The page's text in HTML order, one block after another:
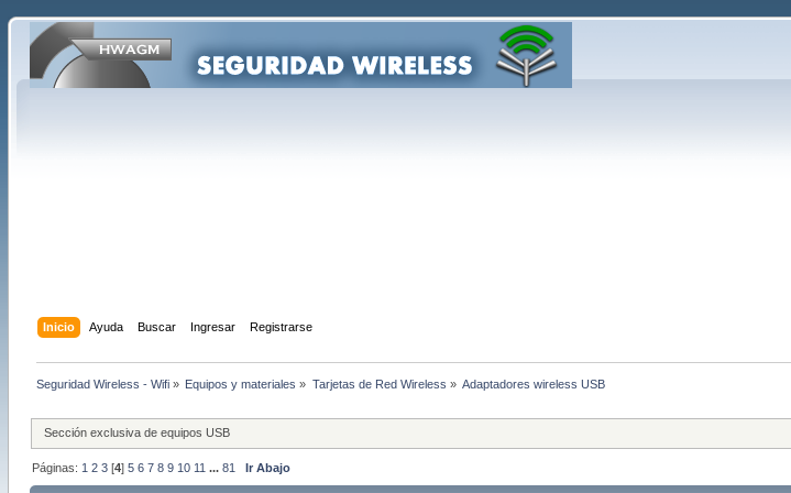
Inicio Ayuda Buscar Ingresar Registrarse
Seguridad Wireless - Wifi» Equipos y materiales » Tarjetas de Red Wireless » Adaptadores wireless USB
Sección exclusiva de equipos USB
Páginas: 1 2 3[4] 5 6 7 8 9 10 11 ... 81 Ir Abajo